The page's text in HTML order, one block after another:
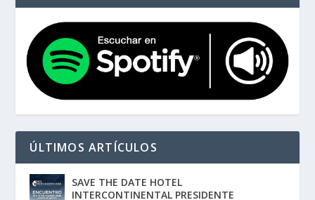
ÚLTIMOS ARTÍCULOS
SAVE THE DATE HOTEL
INTERCONTINENTAL PRESIDENTE